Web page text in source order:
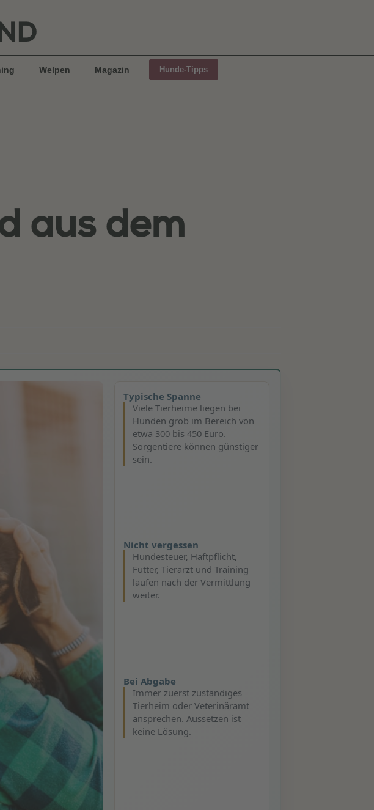
Welpen Magazin Hunde-Tipps
aus dem
Typische Spanne
Viele Tierheime liegen bei
Hunden grob im Bereich von
etwa 300 bis 450 Euro.
Sorgentiere können günstiger
sein.
Nicht vergessen
Hundesteuer, Haftpflicht,
Futter, Tierarzt und Training
laufen nach der Vermittlung
weiter.
Bei Abgabe
Immer zuerst zuständiges
Tierheim oder Veterinäramt
ansprechen. Aussetzen ist
keine Lösung.